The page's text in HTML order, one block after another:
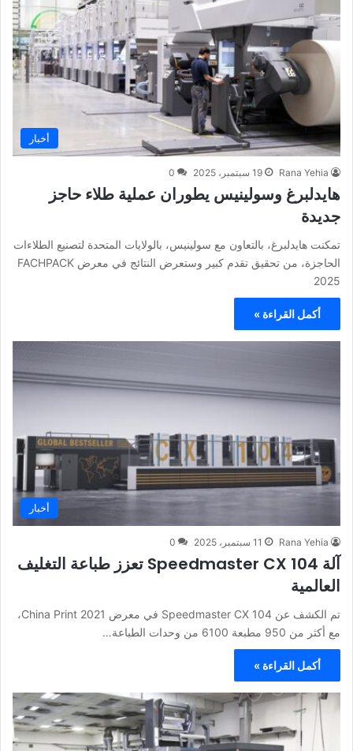
أخبار
Rana Yehia 19 سبتمبر، 2025 0
هايدلبرغ وسولينيس يطوران عملية طلاء حاجز
جديدة
تمكنت هايدلبرغ، بالتعاون مع سولينيس، بالولايات المتحدة لتصنيع الطلاءات
الحاجزة، من تحقيق تقدم كبير وستعرض النتائج في معرض FACHPACK
2025
أكمل القراءة »
أخبار
Rana Yehia 11 سبتمبر، 2025 0
آلة Speedmaster CX 104 تعزز طباعة التغليف
العالمية
تم الكشف عن Speedmaster CX 104 في معرض China Print 2021،
مع أكثر من 950 مطبعة 6100 من وحدات الطباعة…
أكمل القراءة »